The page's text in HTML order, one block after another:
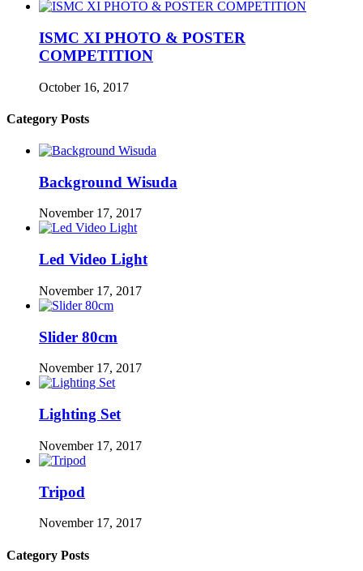
ISMC XI PHOTO & POSTER
COMPETITION
October 16, 2017
Category Posts
Background Wisuda
November 17, 2017
Led Video Light
November 17, 2017
Slider 80cm
November 17, 2017
Lighting Set
November 17, 2017
Tripod
November 17, 2017
Category Posts